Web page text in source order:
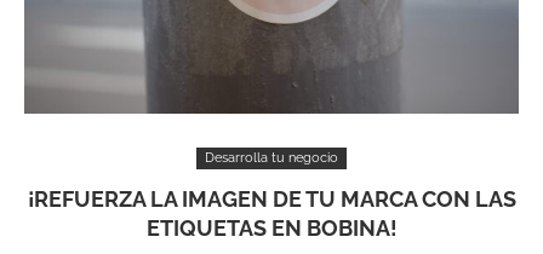
Desarrolla tu negocio
¡REFUERZA LA IMAGEN DE TU MARCA CON LAS
ETIQUETAS EN BOBINA!